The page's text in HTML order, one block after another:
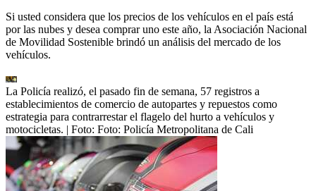
Si usted considera que los precios de los vehículos en el país está
por las nubes y desea comprar uno este año, la Asociación Nacional
de Movilidad Sostenible brindó un análisis del mercado de los
vehículos.
La Policía realizó, el pasado fin de semana, 57 registros a
establecimientos de comercio de autopartes y repuestos como
estrategia para contrarrestar el flagelo del hurto a vehículos y
motocicletas. | Foto: Foto: Policía Metropolitana de Cali